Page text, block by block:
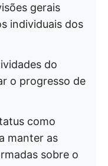
gerais
individuais dos
do
o progresso de
como
manter as
sobre o